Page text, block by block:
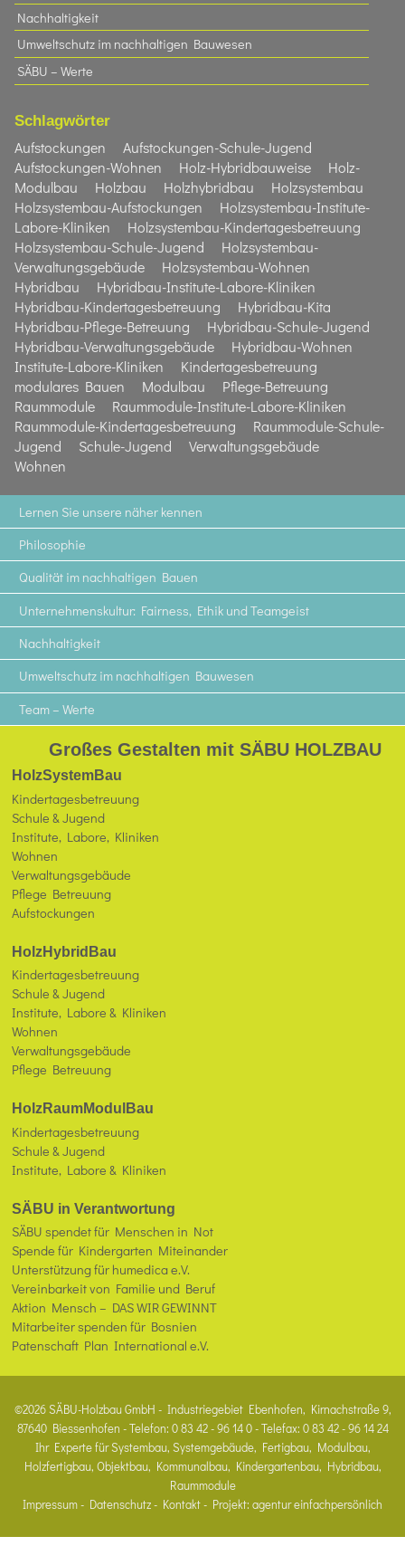
Nachhaltigkeit
Umweltschutz im nachhaltigen Bauwesen
SÄBU – Werte
Schlagwörter
Aufstockungen
Aufstockungen-Schule-Jugend
Aufstockungen-Wohnen
Holz-Hybridbauweise
Holz-
Modulbau
Holzbau Holzhybridbau
Holzsystembau
Holzsystembau-Aufstockungen
Holzsystembau-Institute-
Labore-Kliniken
Holzsystembau-Kindertagesbetreuung
Holzsystembau-Schule-Jugend
Holzsystembau-
Verwaltungsgebäude
Holzsystembau-Wohnen
Hybridbau
Hybridbau-Institute-Labore-Kliniken
Hybridbau-Kindertagesbetreuung
Hybridbau-Kita
Hybridbau-Pflege-Betreuung
Hybridbau-Schule-Jugend
Hybridbau-Verwaltungsgebäude
Hybridbau-Wohnen
Institute-Labore-Kliniken
Kindertagesbetreuung
modulares Bauen
Modulbau
Pflege-Betreuung
Raummodule
Raummodule-Institute-Labore-Kliniken
Raummodule-Kindertagesbetreuung
Raummodule-Schule-
Jugend
Schule-Jugend
Verwaltungsgebäude
Wohnen
Lernen Sie unsere näher kennen
Philosophie
Qualität im nachhaltigen Bauen
Unternehmenskultur: Fairness, Ethik und Teamgeist
Nachhaltigkeit
Umweltschutz im nachhaltigen Bauwesen
Team – Werte
Großes Gestalten mit SÄBU HOLZBAU
HolzSystemBau
Kindertagesbetreuung
Schule & Jugend
Institute, Labore, Kliniken
Wohnen
Verwaltungsgebäude
Pflege Betreuung
Aufstockungen
HolzHybridBau
Kindertagesbetreuung
Schule & Jugend
Institute, Labore & Kliniken
Wohnen
Verwaltungsgebäude
Pflege Betreuung
HolzRaumModulBau
Kindertagesbetreuung
Schule & Jugend
Institute, Labore & Kliniken
SÄBU in Verantwortung
SÄBU spendet für Menschen in Not
Spende für Kindergarten Miteinander
Unterstützung für humedica e.V.
Vereinbarkeit von Familie und Beruf
Aktion Mensch – DAS WIR GEWINNT
Mitarbeiter spenden für Bosnien
Patenschaft Plan International e.V.
©2026 SÄBU-Holzbau GmbH - Industriegebiet Ebenhofen, Kirnachstraße 9,
87640 Biessenhofen - Telefon: 0 83 42 - 96 14 0 - Telefax: 0 83 42 - 96 14 24
Ihr Experte für Systembau, Systemgebäude, Fertigbau, Modulbau,
Holzfertigbau, Objektbau, Kommunalbau, Kindergartenbau, Hybridbau,
Raummodule
Impressum- Datenschutz- Kontakt- Projekt: agentur einfachpersönlich